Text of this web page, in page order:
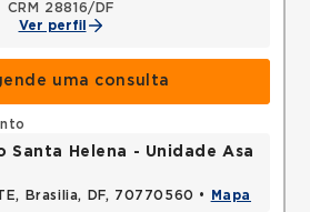
CRM 28816/DF
Ver perfil
uma consulta
Santa Helena - Unidade Asa
Brasilia, DF, 70770560 • Mapa